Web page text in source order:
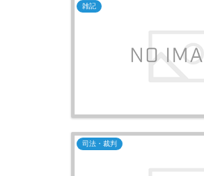
雑記
司法・裁判